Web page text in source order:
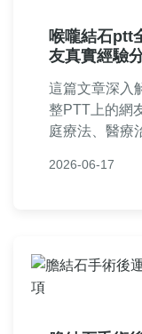
喉嚨結石ptt
友真實經驗
這篇文章深入
整PTT上的網
庭療法、醫療
護理技巧，一
2026-06-17